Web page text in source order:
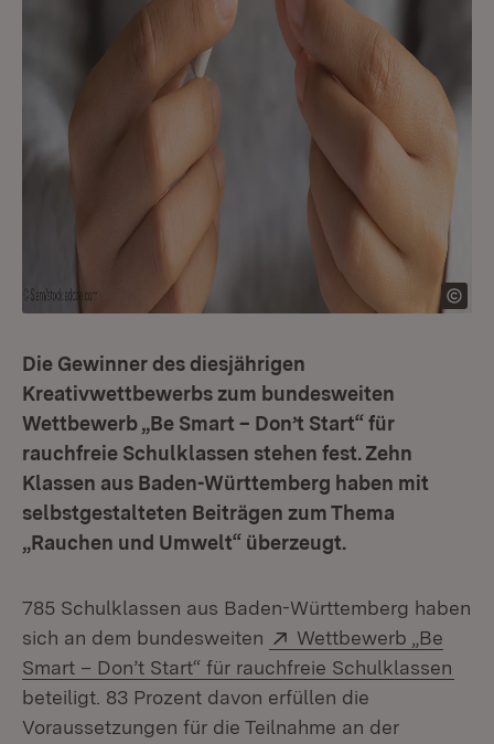
Die Gewinner des diesjährigen
Kreativwettbewerbs zum bundesweiten
Wettbewerb „Be Smart – Don’t Start“ für
rauchfreie Schulklassen stehen fest. Zehn
Klassen aus Baden-Württemberg haben mit
selbstgestalteten Beiträgen zum Thema
„Rauchen und Umwelt“ überzeugt.
785 Schulklassen aus Baden-Württemberg haben
sich an dem bundesweiten
Extern:
Wettbewerb „Be
Smart – Don’t Start“ für rauchfreie Schulklassen
beteiligt. 83 Prozent davon erfüllen die
Voraussetzungen für die Teilnahme an der